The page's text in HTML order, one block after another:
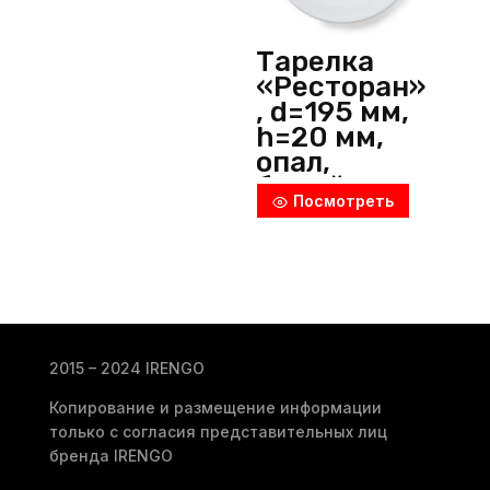
Тарелка
«Ресторан»
, d=195 мм,
h=20 мм,
опал,
белый,
Arcoroc
Посмотреть
2015 – 2024 IRENGO
Копирование и размещение информации
только с согласия представительных лиц
бренда IRENGO